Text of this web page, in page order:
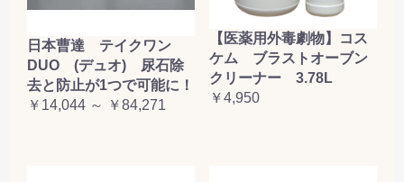
日本曹達 テイクワン
DUO (デュオ) 尿石除
去と防止が1つで可能に！
￥14,044 ～ ￥84,271
【医薬用外毒劇物】コス
ケム ブラストオーブン
クリーナー 3.78L
￥4,950